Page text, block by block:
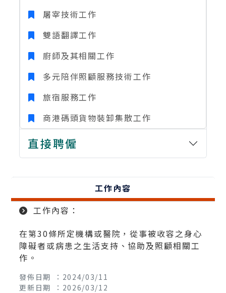
屠宰技術工作
雙語翻譯工作
廚師及其相關工作
多元陪伴照顧服務技術工作
旅宿服務工作
商港碼頭貨物裝卸集散工作
直接聘僱
工作內容
工作內容：
在第30條所定機構或醫院，從事被收容之身心
障礙者或病患之生活支持、協助及照顧相關工
作。
發佈日期 ：2024/03/11
更新日期 ：2026/03/12